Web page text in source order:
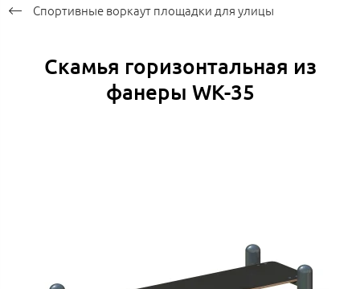
Спортивные воркаут площадки для улицы
Скамья горизонтальная из
фанеры WK-35